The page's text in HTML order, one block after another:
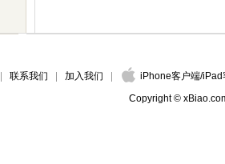
联系我们 加入我们 iPhone客户端/iPad
Copyright ©